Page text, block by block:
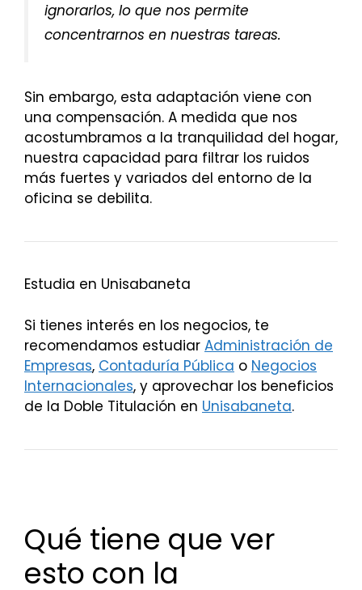
ignorarlos, lo que nos permite
concentrarnos en nuestras tareas.
Sin embargo, esta adaptación viene con
una compensación. A medida que nos
acostumbramos a la tranquilidad del hogar,
nuestra capacidad para filtrar los ruidos
más fuertes y variados del entorno de la
oficina se debilita.
Estudia en Unisabaneta
Si tienes interés en los negocios, te
recomendamos estudiar Administración de
Empresas, Contaduría Pública o Negocios
Internacionales, y aprovechar los beneficios
de la Doble Titulación en Unisabaneta.
Qué tiene que ver
esto con la